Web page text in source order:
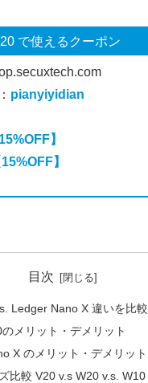
で使えるクーポン
pianyiyidian
】
】
目次
Ledger Nano X 違いを比較
メリット・デメリット
X のメリット・デメリット
比較 V20 v.s W20 v.s. W10